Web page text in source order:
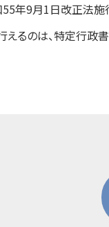
年9月1日改正法
るのは、特定行政